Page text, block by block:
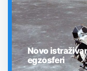
Novo
egzosferi